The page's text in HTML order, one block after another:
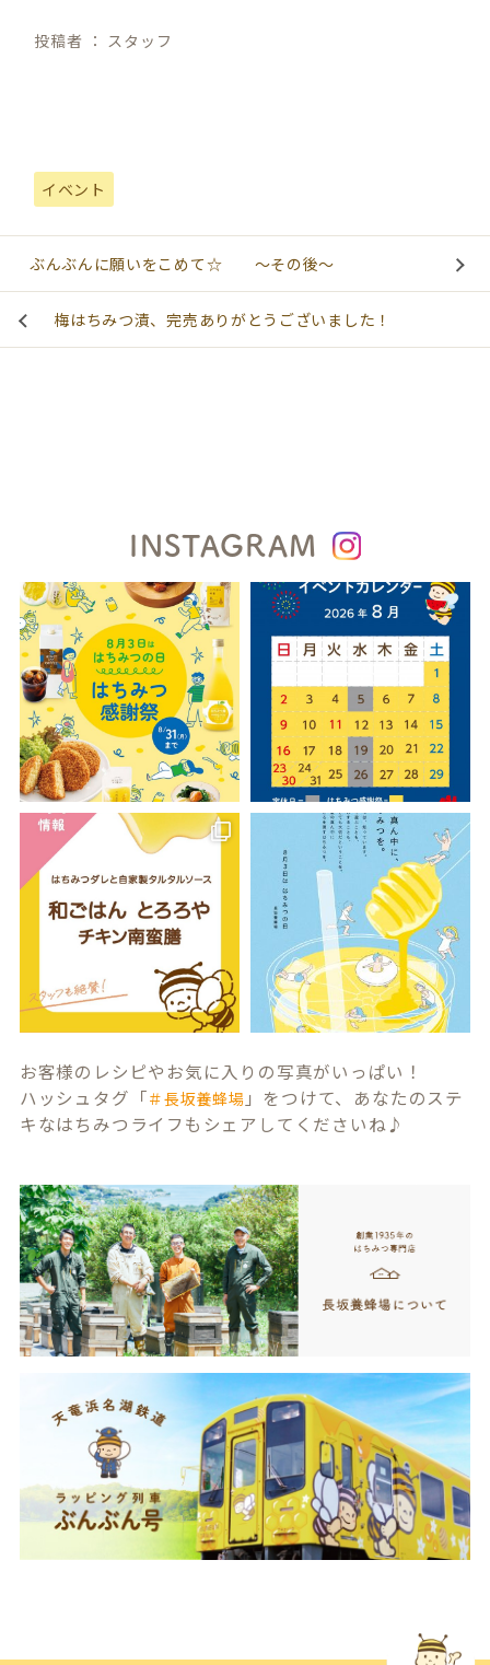
投稿者 ： スタッフ
イベント
ぶんぶんに願いをこめて☆ ～その後～
梅はちみつ漬、完売ありがとうございました！
INSTAGRAM
お客様のレシピやお気に入りの写真がいっぱい！
ハッシュタグ「＃長坂養蜂場 」をつけて、あなたのステ
キなはちみつライフもシェアしてくださいね♪